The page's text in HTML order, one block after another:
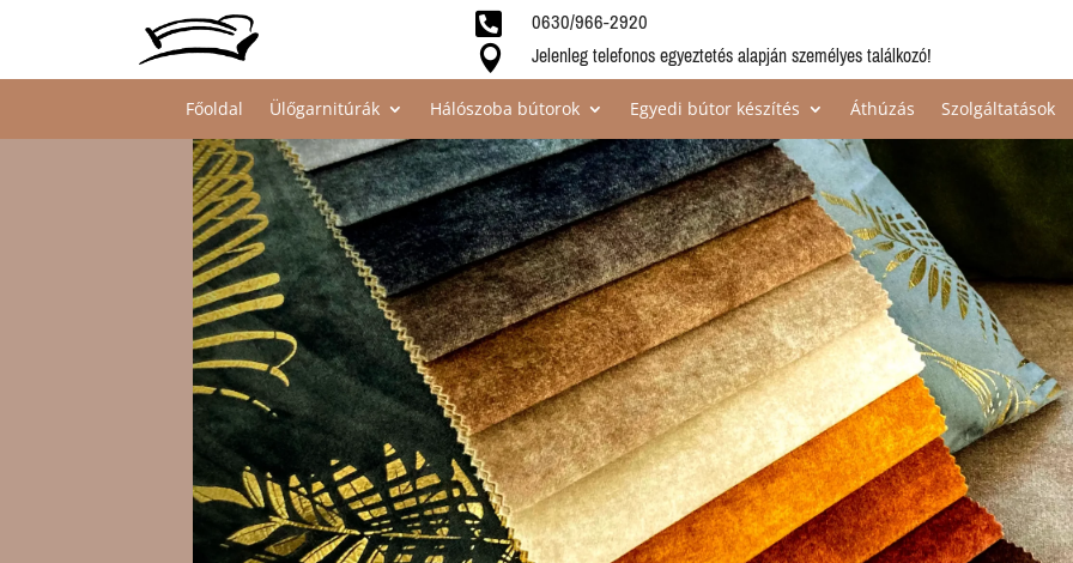
 0630/966-2920
 Jelenleg telefonos egyeztetés alapján személyes találkozó!
Főoldal Ülőgarnitúrák Hálószoba bútorok Egyedi bútor készítés Áthúzás Szolgáltatások